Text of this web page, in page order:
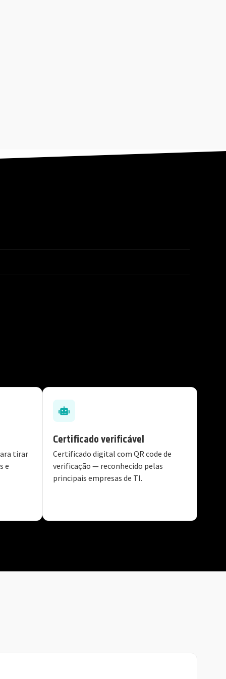
tirar
e
Certificado verificável
Certificado digital com QR code de
verificação — reconhecido pelas
principais empresas de TI.